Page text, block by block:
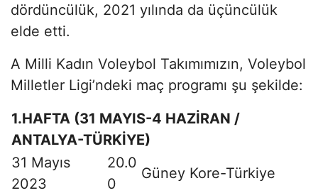
dördüncülük, 2021 yılında da üçüncülük
elde etti.
A Milli Kadın Voleybol Takımımızın, Voleybol
Milletler Ligi’ndeki maç programı şu şekilde:
1.HAFTA (31 MAYIS-4 HAZİRAN /
ANTALYA-TÜRKİYE)
31 Mayıs
2023
20.0
0
Güney Kore-Türkiye